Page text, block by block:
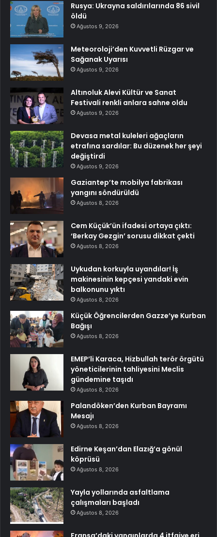
Rusya: Ukrayna saldırılarında 86 sivil
öldü
Ağustos 9, 2026
Meteoroloji’den Kuvvetli Rüzgar ve
Sağanak Uyarısı
Ağustos 9, 2026
Altınoluk Alevi Kültür ve Sanat
Festivali renkli anlara sahne oldu
Ağustos 9, 2026
Devasa metal kuleleri ağaçların
etrafına sardılar: Bu düzenek her şeyi
değiştirdi
Ağustos 9, 2026
Gaziantep’te mobilya fabrikası
yangını söndürüldü
Ağustos 8, 2026
Cem Küçük’ün ifadesi ortaya çıktı:
‘Berkay Gezgin’ sorusu dikkat çekti
Ağustos 8, 2026
Uykudan korkuyla uyandılar! İş
makinesinin kepçesi yandaki evin
balkonunu yıktı
Ağustos 8, 2026
Küçük Öğrencilerden Gazze’ye Kurban
Bağışı
Ağustos 8, 2026
EMEP’li Karaca, Hizbullah terör örgütü
yöneticilerinin tahliyesini Meclis
gündemine taşıdı
Ağustos 8, 2026
Palandöken’den Kurban Bayramı
Mesajı
Ağustos 8, 2026
Edirne Keşan’dan Elazığ’a gönül
köprüsü
Ağustos 8, 2026
Yayla yollarında asfaltlama
çalışmaları başladı
Ağustos 8, 2026